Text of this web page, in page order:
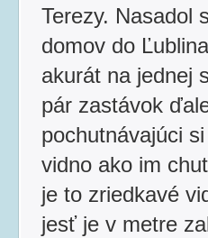
Terezy. Nasadol
domov do
akurát na jednej
pár zastávok
pochutnávajúci
vidno ako im
je to zriedkavé
jesť je v metre